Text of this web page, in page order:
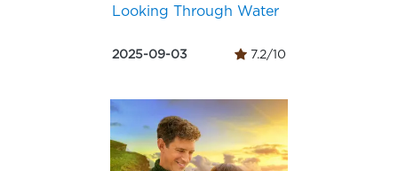
Looking Through Water
2025-09-03 7.2/10